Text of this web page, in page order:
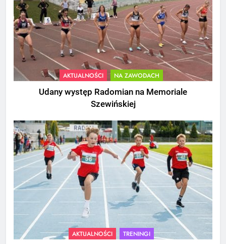
AKTUALNOŚCI NA ZAWODACH
Udany występ Radomian na Memoriale
Szewińskiej
AKTUALNOŚCI TRENINGI